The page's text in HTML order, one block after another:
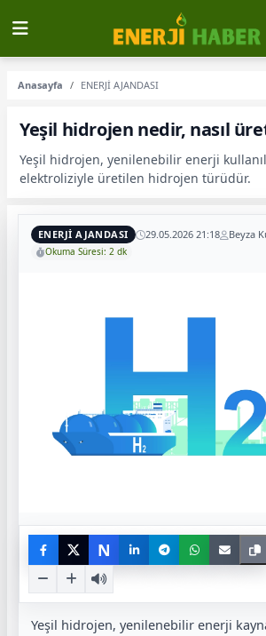
Anasayfa ENERJİ AJANDASI
Yeşil hidrojen nedir, nasıl
Yeşil hidrojen, yenilenebilir enerji
elektroliziyle üretilen hidrojen türüdür.
ENERJİ AJANDASI 29.05.2026 21:18 Beyza
Okuma Süresi: 2 dk
N
Yeşil hidrojen, yenilenebilir enerji